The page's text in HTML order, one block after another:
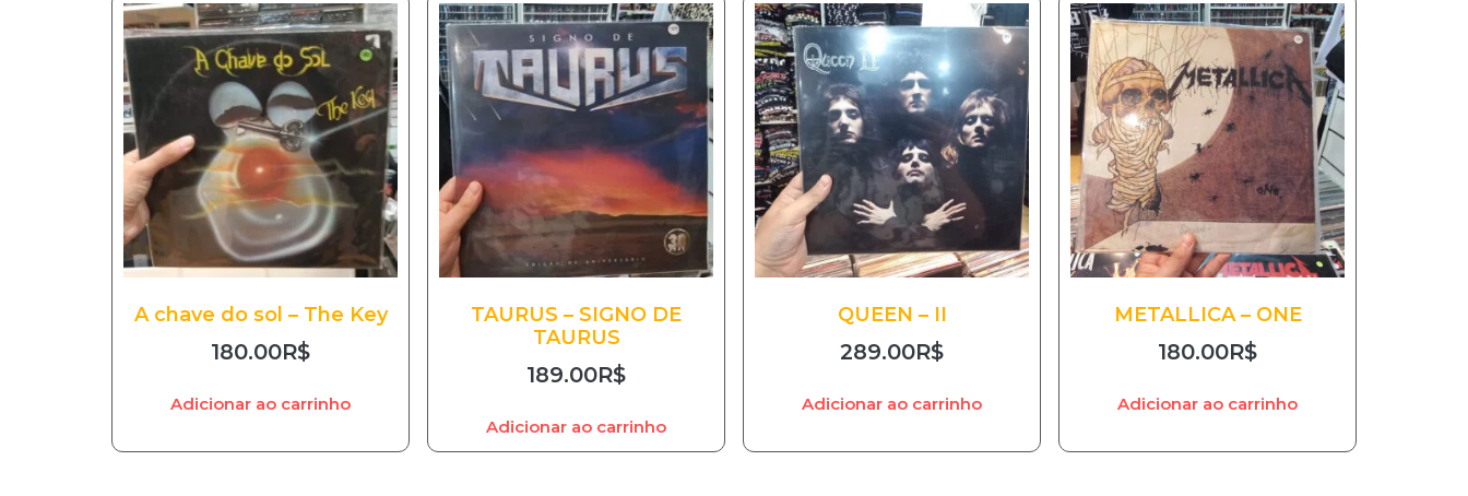
A chave do sol – The Key
180.00R$
Adicionar ao carrinho
TAURUS – SIGNO DE
TAURUS
189.00R$
Adicionar ao carrinho
QUEEN – II
289.00R$
Adicionar ao carrinho
METALLICA – ONE
180.00R$
Adicionar ao carrinho